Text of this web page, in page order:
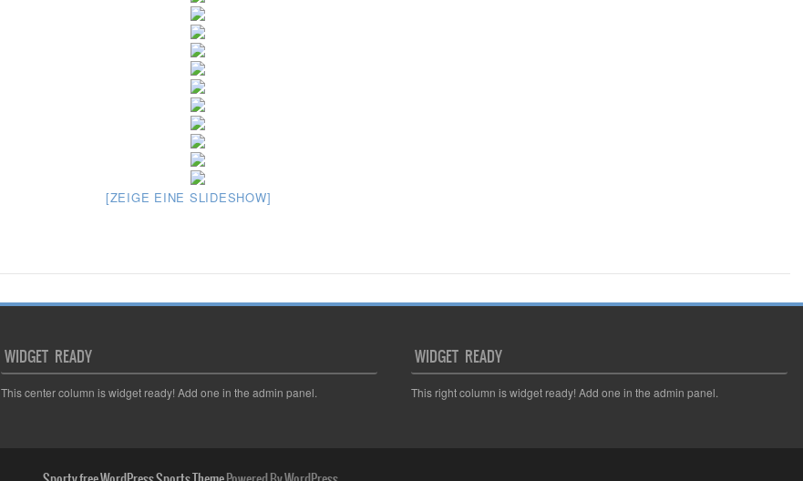
[ZEIGE EINE SLIDESHOW]
WIDGET READY
This center column is widget ready! Add one in the admin panel.
WIDGET READY
This right column is widget ready! Add one in the admin panel.